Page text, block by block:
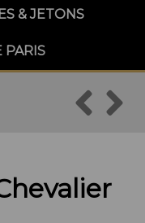
& JETONS
PARIS